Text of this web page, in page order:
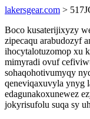
lakersgear.com >
Boco kusaterijixyzy
zipecaqu arabudozyf
ihocytalotuzomop xu
mimyradi ovuf
sohaqohotivumyqy
qeneviqaxuvyla ynyg
edagunakoxunewez
jokyrisufolu suqa sy